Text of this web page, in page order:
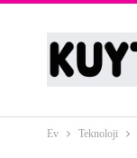
Ev Teknoloji